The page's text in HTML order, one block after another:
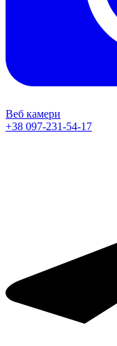
Веб камери
+38 097-231-54-17